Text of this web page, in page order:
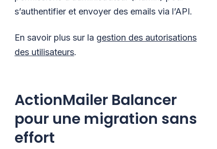
s’authentifier et envoyer des emails via l’API.
En savoir plus sur la gestion des autorisations
des utilisateurs.
ActionMailer Balancer
pour une migration sans
effort